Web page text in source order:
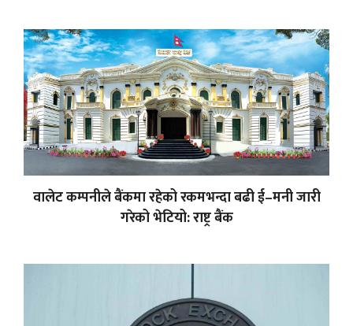
वालेट कम्पनीले बैंकमा रहेको रकमभन्दा बढी ई–मनी जारी
गरेको भेटियो: राष्ट्र बैंक